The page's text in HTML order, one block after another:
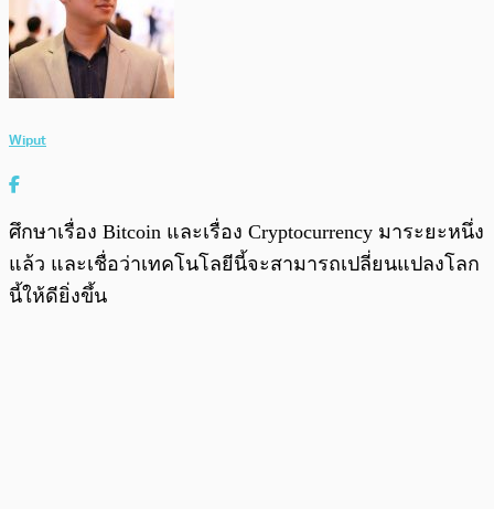
Wiput
ศึกษาเรื่อง Bitcoin และเรื่อง Cryptocurrency มาระยะหนึ่ง
แล้ว และเชื่อว่าเทคโนโลยีนี้จะสามารถเปลี่ยนแปลงโลก
นี้ให้ดียิ่งขึ้น